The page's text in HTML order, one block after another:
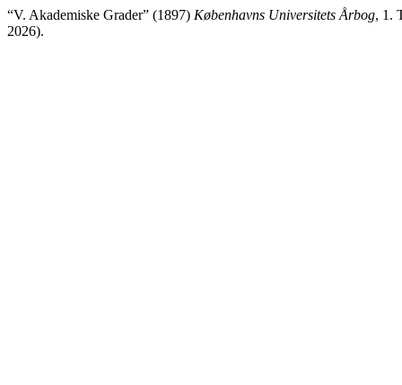
“V. Akademiske Grader” (1897) Københavns Universitets Årbog, 1.
2026).